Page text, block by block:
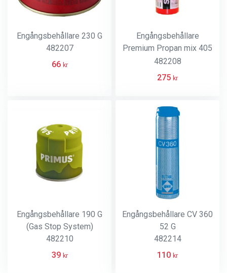
Engångsbehållare 230 G
482207
66 kr
Engångsbehållare
Premium Propan mix 405
gram
482208
275 kr
Engångsbehållare 190 G
(Gas Stop System)
482210
39 kr
Engångsbehållare CV 360
52 G
482214
110 kr